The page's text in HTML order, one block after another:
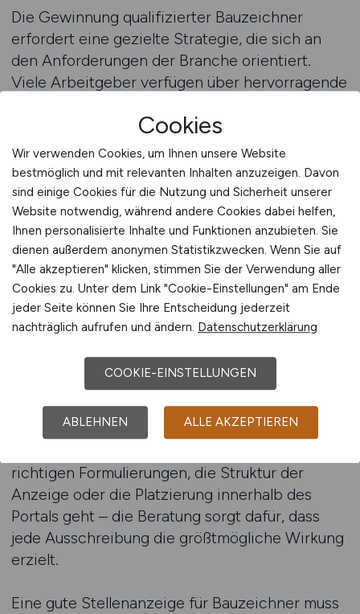
Die Gewinnung qualifizierter Bauzeichner
erfordert eine gezielte Strategie, die sich an
den Anforderungen der Branche orientiert.
Viele Arbeitgeber verfügen über hervorragende
diese überzeugend zu kommunizieren. Eine
individuelle Beratung hilft, die eigene
Arbeitgebermarke zu stärken und
Stellenanzeigen so zu gestalten, dass sie die
gewünschte Zielgruppe erreichen. Besonders
im Bereich technischer Fachkräfte, wo der
Wettbewerb stark ist, kann eine professionelle
Unterstützung entscheidend sein.
BAU.JOBS bietet Planungsbüros und
Gestaltung und Platzierung ihrer Bauzeichner-
Stellenanzeigen professionell beraten zu lassen.
Die Berater kennen die Herausforderungen des
Bauwesens genau und wissen, wie technische
richtigen Formulierungen, die Struktur der
Anzeige oder die Platzierung innerhalb des
Portals geht – die Beratung sorgt dafür, dass
jede Ausschreibung die größtmögliche Wirkung
erzielt.
Eine gute Stellenanzeige für Bauzeichner muss
Cookies
Wir verwenden Cookies, um Ihnen unsere Website
bestmöglich und mit relevanten Inhalten anzuzeigen. Davon
sind einige Cookies für die Nutzung und Sicherheit unserer
Website notwendig, während andere Cookies dabei helfen,
Ihnen personalisierte Inhalte und Funktionen anzubieten. Sie
dienen außerdem anonymen Statistikzwecken. Wenn Sie auf
"Alle akzeptieren" klicken, stimmen Sie der Verwendung aller
Cookies zu. Unter dem Link "Cookie-Einstellungen" am Ende
jeder Seite können Sie Ihre Entscheidung jederzeit
nachträglich aufrufen und ändern. Datenschutzerklärung
COOKIE-EINSTELLUNGEN
ABLEHNEN ALLE AKZEPTIEREN